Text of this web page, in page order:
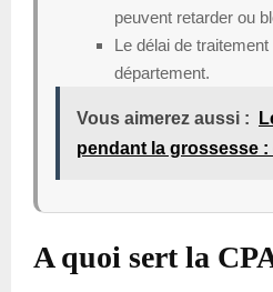
peuvent retarder ou
Le délai de
département.
Vous aimerez aussi :
pendant la grossesse :
A quoi sert la